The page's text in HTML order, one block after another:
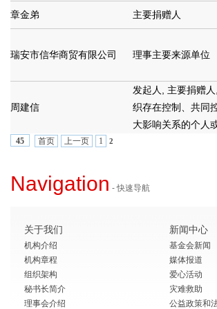
章金弟 主要捐赠人
瑞安市信华商贸有限公司 理事主要来源单位
周建信
发起人, 主要捐赠
织存在控制、共同
大影响关系的个人
45 首页 上一页 1 2
Navigation - 快速导航
关于我们
机构介绍
机构章程
组织架构
秘书长简介
理事会介绍
新闻中心
基金会新闻
媒体报道
爱心活动
灾难救助
公益政策和